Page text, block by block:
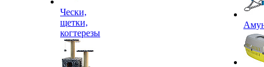
Чески,
щетки,
когтерезы